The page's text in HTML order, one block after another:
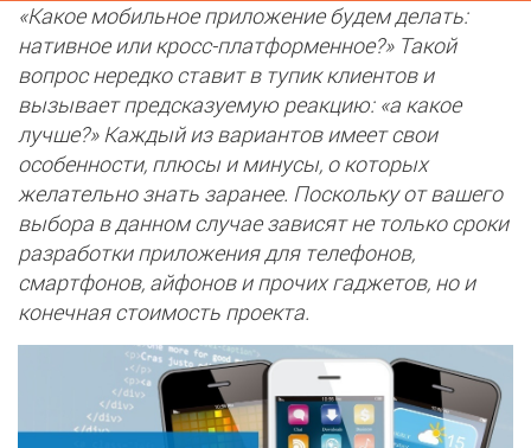
«Какое мобильное приложение будем делать:
нативное или кросс-платформенное?» Такой
вопрос нередко ставит в тупик клиентов и
вызывает предсказуемую реакцию: «а какое
лучше?» Каждый из вариантов имеет свои
особенности, плюсы и минусы, о которых
желательно знать заранее. Поскольку от вашего
выбора в данном случае зависят не только сроки
разработки приложения для телефонов,
смартфонов, айфонов и прочих гаджетов, но и
конечная стоимость проекта.